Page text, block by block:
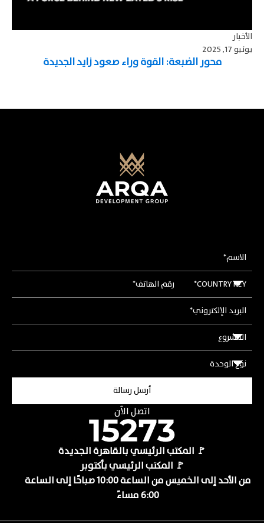
الأخبار
يونيو 17, 2025
محور الضبعة: القوة وراء صعود زايد الجديدة
اتصل الآن
🚩 المكتب الرئيسي بالقاهرة الجديدة
🚩 المكتب الرئيسي بأكتوبر
من الأحد إلى الخميس من الساعة 10:00 صباحًا إلى الساعة
6:00 مساءً